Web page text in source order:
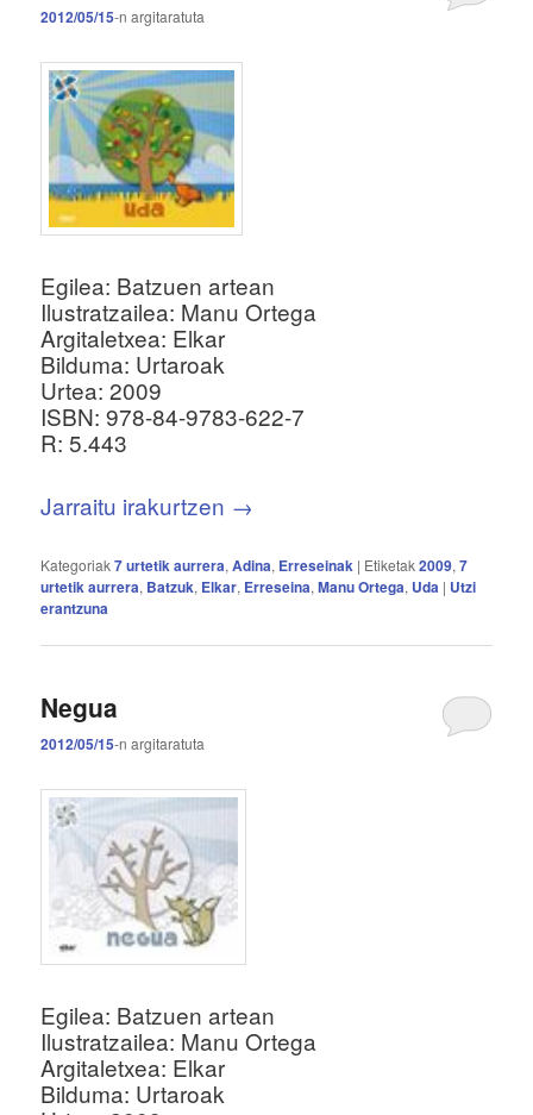
2012/05/15-nargitaratuta
Egilea: Batzuen artean
Ilustratzailea: Manu Ortega
Argitaletxea: Elkar
Bilduma: Urtaroak
Urtea: 2009
ISBN: 978-84-9783-622-7
R: 5.443
Jarraitu irakurtzen →
Kategoriak7 urtetik aurrera,Adina, Erreseinak | Etiketak2009,7
urtetik aurrera, Batzuk, Elkar, Erreseina,Manu Ortega, Uda | Utzi
erantzuna
Negua
2012/05/15-nargitaratuta
Egilea: Batzuen artean
Ilustratzailea: Manu Ortega
Argitaletxea: Elkar
Bilduma: Urtaroak